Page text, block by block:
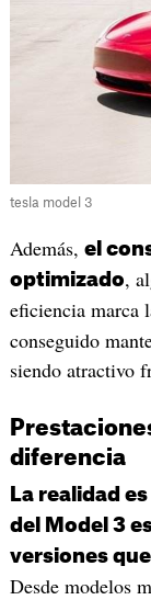
tesla model 3
Además, el
optimizado,
eficiencia marca
conseguido
siendo atractivo
diferencia
La realidad
del Model 3
versiones
Desde modelos